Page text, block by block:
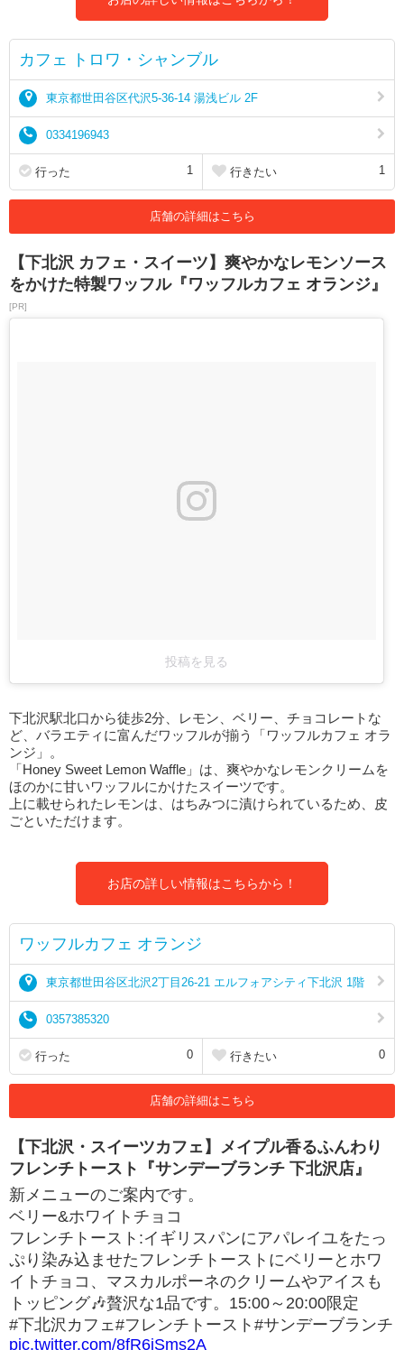
カフェ トロワ・シャンブル
東京都世田谷区代沢5-36-14 湯浅ビル 2F
0334196943
行った 1 行きたい 1
店舗の詳細はこちら
【下北沢 カフェ・スイーツ】爽やかなレモンソース
をかけた特製ワッフル『ワッフルカフェ オランジ』
[PR]
投稿を見る
下北沢駅北口から徒歩2分、レモン、ベリー、チョコレートな
ど、バラエティに富んだワッフルが揃う「ワッフルカフェ オラ
ンジ」。
「Honey Sweet Lemon Waffle」は、爽やかなレモンクリームを
ほのかに甘いワッフルにかけたスイーツです。
上に載せられたレモンは、はちみつに漬けられているため、皮
ごといただけます。
お店の詳しい情報はこちらから！
ワッフルカフェ オランジ
東京都世田谷区北沢2丁目26-21 エルフォアシティ下北沢 1階
0357385320
行った 0 行きたい 0
店舗の詳細はこちら
【下北沢・スイーツカフェ】メイプル香るふんわり
フレンチトースト『サンデーブランチ 下北沢店』
新メニューのご案内です。
ベリー&ホワイトチョコ
フレンチトースト:イギリスパンにアパレイユをたっ
ぷり染み込ませたフレンチトーストにベリーとホワ
イトチョコ、マスカルポーネのクリームやアイスも
トッピング🎶贅沢な1品です。15:00～20:00限定
#下北沢カフェ#フレンチトースト#サンデーブランチ
pic.twitter.com/8fR6jSms2A